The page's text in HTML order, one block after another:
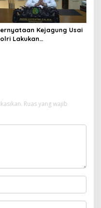
Kejagung Usai
Lakukan
Ruas yang wajib